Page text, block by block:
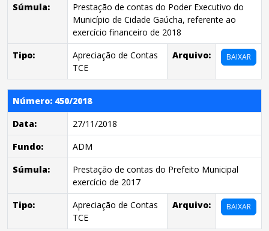
Súmula:
Prestação de contas do Poder Executivo do
Município de Cidade Gaúcha, referente ao
exercício financeiro de 2018
Tipo:
Apreciação de Contas
TCE
Arquivo: BAIXAR
Número: 450/2018
Data:
27/11/2018
Fundo:
ADM
Súmula:
Prestação de contas do Prefeito Municipal
exercício de 2017
Tipo:
Apreciação de Contas
TCE
Arquivo: BAIXAR